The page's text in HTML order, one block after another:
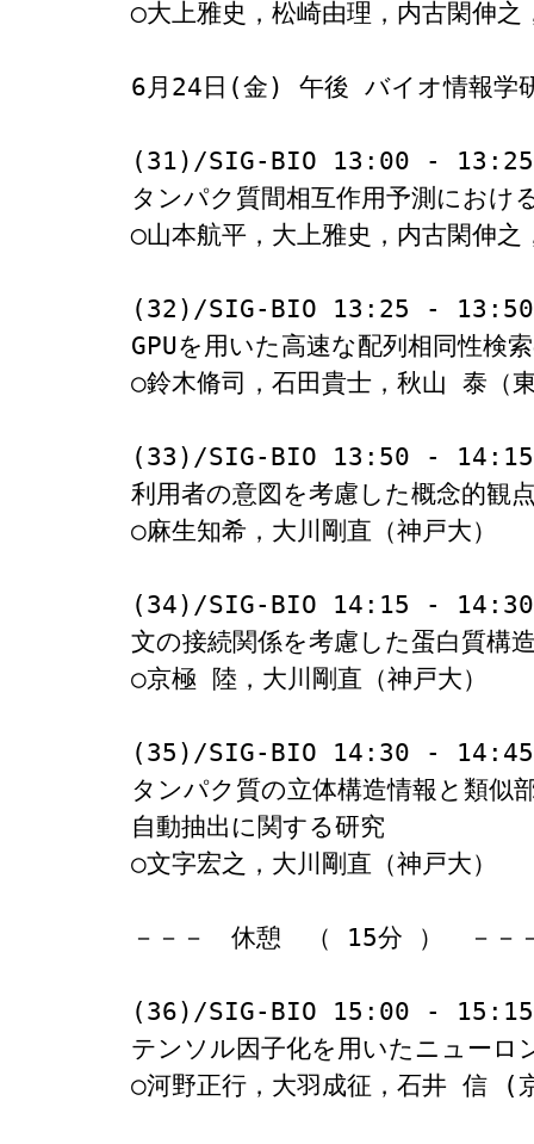
◯大上雅史，松崎由理，内古閑伸
6月24日(金) 午後 バイオ情報学
(31)/SIG-BIO 13:00 - 13:25
タンパク質間相互作用予測におけ
◯山本航平，大上雅史，内古閑伸
(32)/SIG-BIO 13:25 - 13:50
GPUを用いた高速な配列相同性
○鈴木脩司，石田貴士，秋山 泰（
(33)/SIG-BIO 13:50 - 14:15
利用者の意図を考慮した概念的観
○麻生知希，大川剛直（神戸大）
(34)/SIG-BIO 14:15 - 14:30
文の接続関係を考慮した蛋白質構
○京極 陸，大川剛直（神戸大）
(35)/SIG-BIO 14:30 - 14:45
タンパク質の立体構造情報と類似
自動抽出に関する研究
○文字宏之，大川剛直（神戸大）
－－－　休憩　（ 15分 ）　－－
(36)/SIG-BIO 15:00 - 15:15
テンソル因子化を用いたニューロ
○河野正行，大羽成征，石井 信 (